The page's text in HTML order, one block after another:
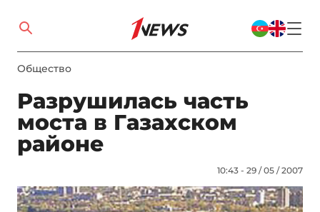
Общество
Разрушилась часть
моста в Газахском
районе
10:43 - 29 / 05 / 2007